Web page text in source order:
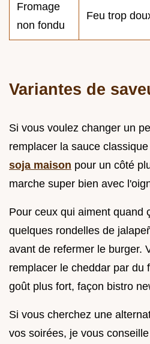
Fromage
non fondu
Feu trop
Variantes de
Si vous voulez changer un
remplacer la sauce
soja maison pour un côté
marche super bien avec
Pour ceux qui aiment quand
quelques rondelles de
avant de refermer le burger.
remplacer le cheddar par du
goût plus fort, façon bistro
Si vous cherchez une
vos soirées, je vous